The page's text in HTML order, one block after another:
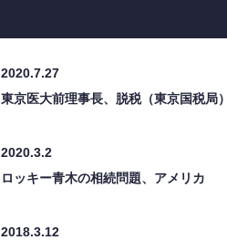
2020.7.27
東京医大前理事長、脱税（東京国税局）
2020.3.2
ロッキー青木の相続問題、アメリカ
2018.3.12